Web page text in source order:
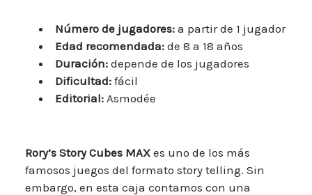
Número de jugadores: a partir de 1 jugador
Edad recomendada: de 8 a 18 años
Duración: depende de los jugadores
Dificultad: fácil
Editorial: Asmodée
Rory’s Story Cubes MAX es uno de los más
famosos juegos del formato story telling. Sin
embargo, en esta caja contamos con una